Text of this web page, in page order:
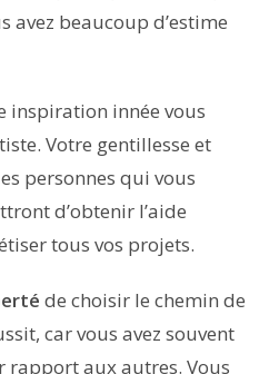
avez beaucoup d’estime
inspiration innée vous
Votre gentillesse et
personnes qui vous
d’obtenir l’aide
tous vos projets.
de choisir le chemin de
car vous avez souvent
rapport aux autres. Vous